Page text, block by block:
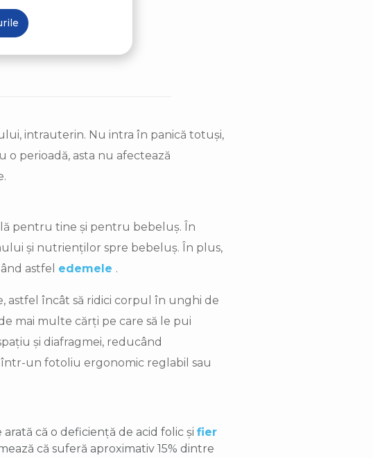
intrauterin. Nu intra în panică totuși,
perioadă, asta nu afectează
pentru tine și pentru bebeluș. În
și nutrienților spre bebeluș. În plus,
astfel edemele .
astfel încât să ridici corpul în unghi de
mai multe cărți pe care să le pui
și diafragmei, reducând
într-un fotoliu ergonomic reglabil sau
arată că o deficiență de acid folic și fier
că suferă aproximativ 15% dintre